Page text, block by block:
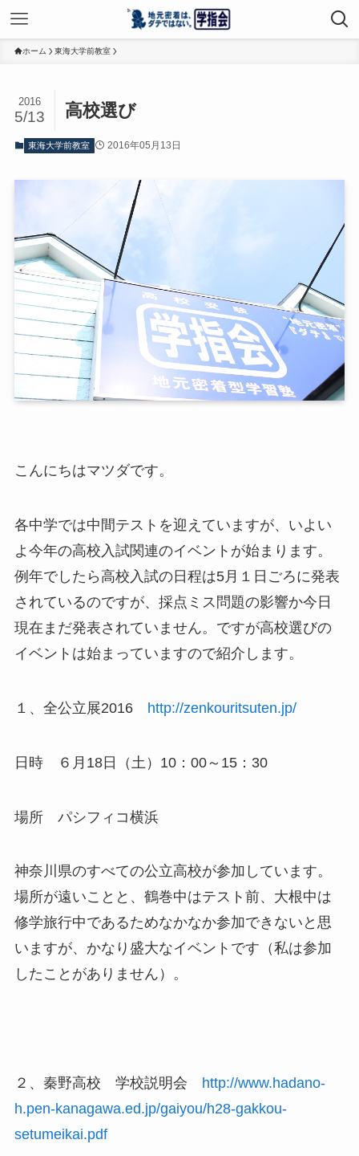
ホーム 東海大学前教室
高校選び
2016
5/13
東海大学前教室 2016年05月13日
こんにちはマツダです。
各中学では中間テストを迎えていますが、いよい
よ今年の高校入試関連のイベントが始まります。
例年でしたら高校入試の日程は5月１日ごろに発表
されているのですが、採点ミス問題の影響か今日
現在まだ発表されていません。ですが高校選びの
イベントは始まっていますので紹介します。
１、全公立展2016 http://zenkouritsuten.jp/
日時 ６月18日（土）10：00～15：30
場所 パシフィコ横浜
神奈川県のすべての公立高校が参加しています。
場所が遠いことと、鶴巻中はテスト前、大根中は
修学旅行中であるためなかなか参加できないと思
いますが、かなり盛大なイベントです（私は参加
したことがありません）。
２、秦野高校 学校説明会
http://www.hadano-
h.pen-kanagawa.ed.jp/gaiyou/h28-gakkou-
setumeikai.pdf